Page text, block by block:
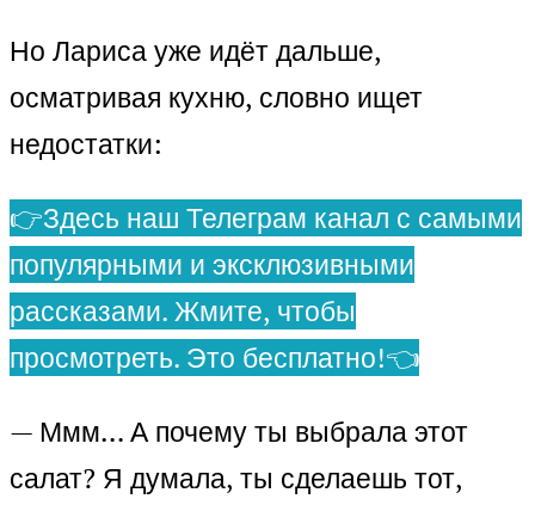
Но Лариса уже идёт дальше,
осматривая кухню, словно ищет
недостатки:
👉Здесь наш Телеграм канал с самыми
популярными и эксклюзивными
рассказами. Жмите, чтобы
просмотреть. Это бесплатно!👈
— Ммм… А почему ты выбрала этот
салат? Я думала, ты сделаешь тот,